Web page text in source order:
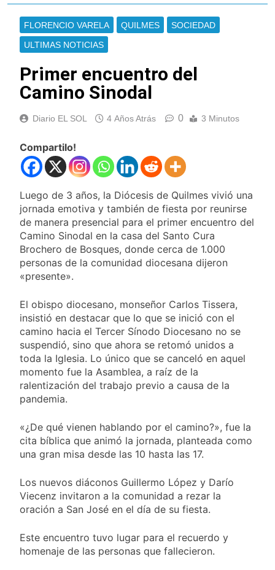
FLORENCIO VARELA QUILMES
SOCIEDAD
ULTIMAS NOTICIAS
Primer encuentro del
Camino Sinodal
Diario EL SOL 4 Años Atrás 0 3 Minutos
Compartilo!
Luego de 3 años, la Diócesis de Quilmes vivió una
jornada emotiva y también de fiesta por reunirse
de manera presencial para el primer encuentro del
Camino Sinodal en la casa del Santo Cura
Brochero de Bosques, donde cerca de 1.000
personas de la comunidad diocesana dijeron
«presente».
El obispo diocesano, monseñor Carlos Tissera,
insistió en destacar que lo que se inició con el
camino hacia el Tercer Sínodo Diocesano no se
suspendió, sino que ahora se retomó unidos a
toda la Iglesia. Lo único que se canceló en aquel
momento fue la Asamblea, a raíz de la
ralentización del trabajo previo a causa de la
pandemia.
«¿De qué vienen hablando por el camino?», fue la
cita bíblica que animó la jornada, planteada como
una gran misa desde las 10 hasta las 17.
Los nuevos diáconos Guillermo López y Darío
Viecenz invitaron a la comunidad a rezar la
oración a San José en el día de su fiesta.
Este encuentro tuvo lugar para el recuerdo y
homenaje de las personas que fallecieron.